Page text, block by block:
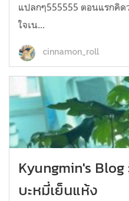
แปลกๆ555555 ตอนแรกคิด
ใจเน...
cinnamon_roll
Kyungmin's Blog
บะหมี่เย็นแห้ง